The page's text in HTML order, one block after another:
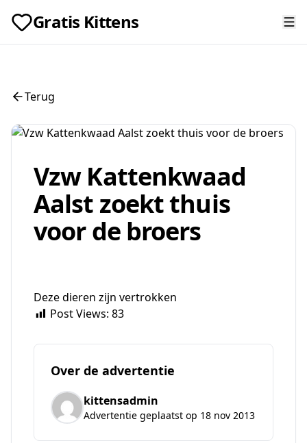
Gratis Kittens
Terug
Vzw Kattenkwaad
Aalst zoekt thuis
voor de broers
Deze dieren zijn vertrokken
Post Views: 83
Over de advertentie
kittensadmin
Advertentie geplaatst op 18 nov 2013